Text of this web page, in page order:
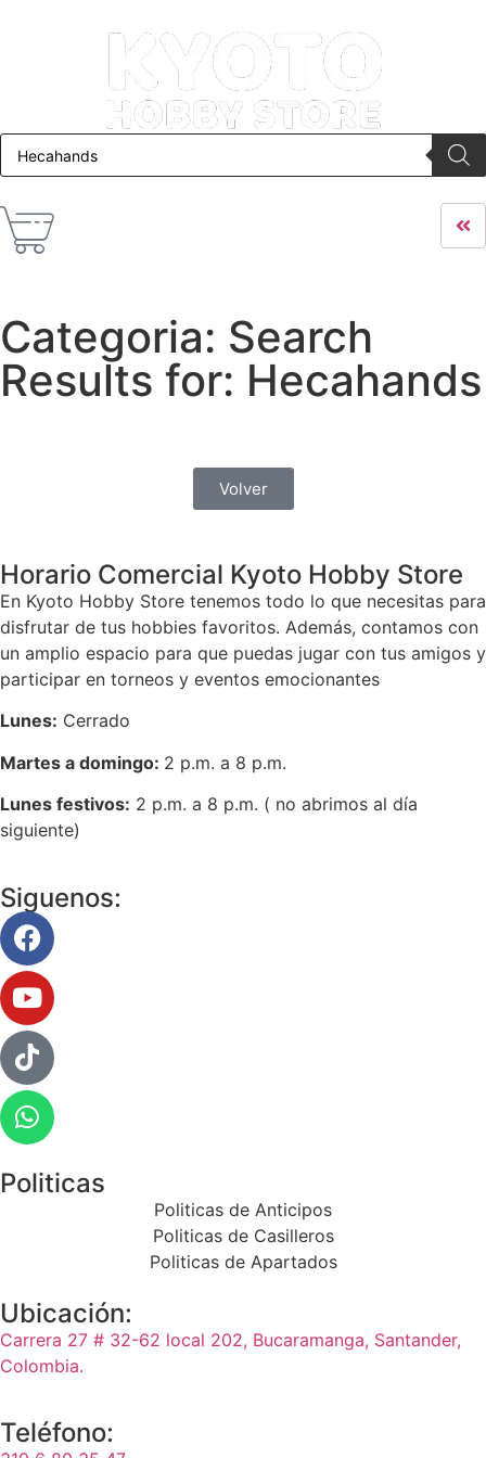
Categoria: Search
Results for: Hecahands
Volver
Horario Comercial Kyoto Hobby Store
En Kyoto Hobby Store tenemos todo lo que necesitas para
disfrutar de tus hobbies favoritos. Además, contamos con
un amplio espacio para que puedas jugar con tus amigos y
participar en torneos y eventos emocionantes
Lunes: Cerrado
Martes a domingo: 2 p.m. a 8 p.m.
Lunes festivos: 2 p.m. a 8 p.m. ( no abrimos al día
siguiente)
Siguenos:
Politicas
Politicas de Anticipos
Politicas de Casilleros
Politicas de Apartados
Ubicación:
Carrera 27 # 32-62 local 202, Bucaramanga, Santander,
Colombia.
Teléfono: